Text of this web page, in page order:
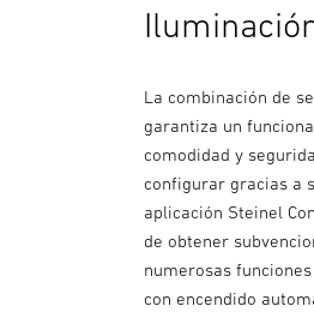
La combinación de
garantiza un
comodidad y
configurar gracias a
aplicación Steinel
de obtener
numerosas
con encendido